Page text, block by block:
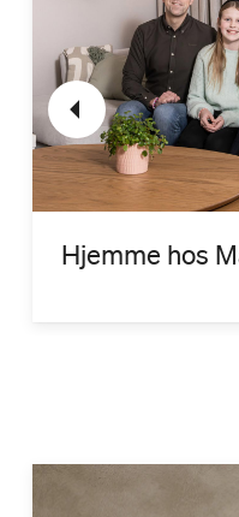
Hjemme hos